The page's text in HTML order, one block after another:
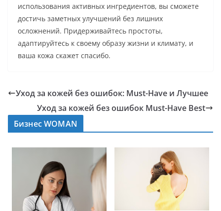
использования активных ингредиентов, вы сможете
достичь заметных улучшений без лишних
осложнений. Придерживайтесь простоты,
адаптируйтесь к своему образу жизни и климату, и
ваша кожа скажет спасибо.
Уход за кожей без ошибок: Must-Have и Лучшее
Уход за кожей без ошибок Must-Have Best
Бизнес WOMAN